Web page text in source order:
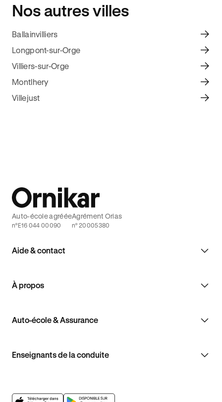
Nos autres villes
Ballainvilliers
Longpont-sur-Orge
Villiers-sur-Orge
Montlhery
Villejust
Aide & contact
À propos
Auto-école & Assurance
Enseignants de la conduite
Auto-école agréée
n°E16 044 00090
Agrément Orias
n° 20005380